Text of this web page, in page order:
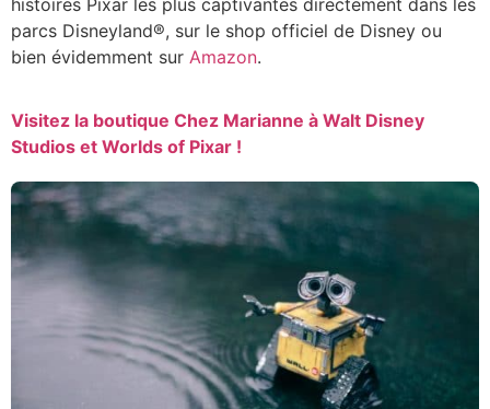
parcs Disneyland®, sur le shop officiel de Disney ou
bien évidemment sur Amazon.
Visitez la boutique Chez Marianne à Walt Disney
Studios et Worlds of Pixar !